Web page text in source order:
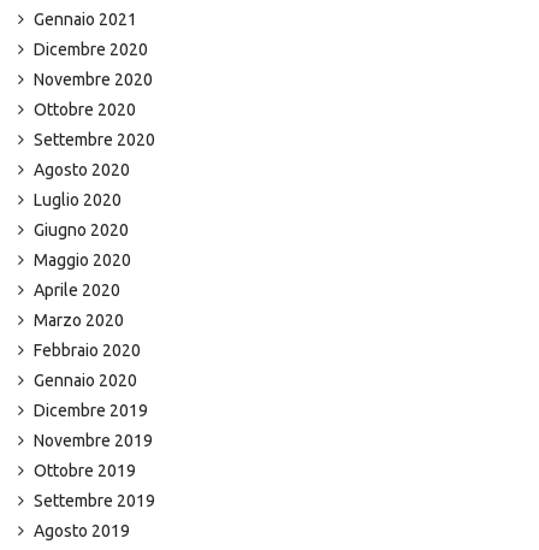
Gennaio 2021
Dicembre 2020
Novembre 2020
Ottobre 2020
Settembre 2020
Agosto 2020
Luglio 2020
Giugno 2020
Maggio 2020
Aprile 2020
Marzo 2020
Febbraio 2020
Gennaio 2020
Dicembre 2019
Novembre 2019
Ottobre 2019
Settembre 2019
Agosto 2019